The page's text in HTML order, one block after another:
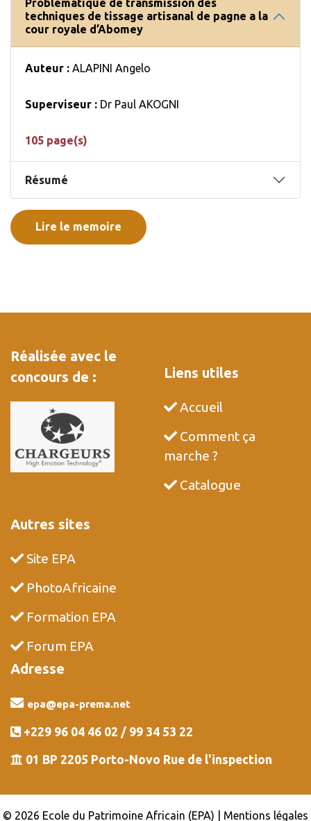
Problématique de transmission des
techniques de tissage artisanal de pagne a la
cour royale d’Abomey
Auteur : ALAPINI Angelo
Superviseur : Dr Paul AKOGNI
105 page(s)
Résumé
Lire le memoire
Réalisée avec le
concours de :
Liens utiles
Accueil
Comment ça
marche ?
Catalogue
Autres sites
Site EPA
PhotoAfricaine
Formation EPA
Forum EPA
Adresse
epa@epa-prema.net
+229 96 04 46 02 / 99 34 53 22
01 BP 2205 Porto-Novo Rue de l'inspection
© 2026 Ecole du Patrimoine Africain (EPA) | Mentions légales